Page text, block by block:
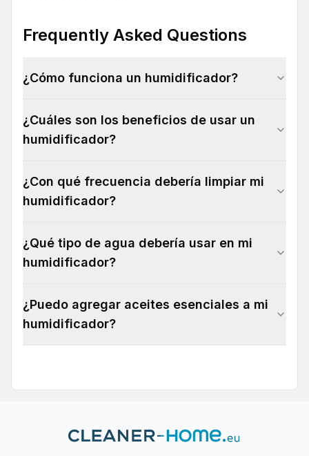
Frequently Asked Questions
¿Cómo funciona un humidificador?
¿Cuáles son los beneficios de usar un
humidificador?
¿Con qué frecuencia debería limpiar mi
humidificador?
¿Qué tipo de agua debería usar en mi
humidificador?
¿Puedo agregar aceites esenciales a mi
humidificador?